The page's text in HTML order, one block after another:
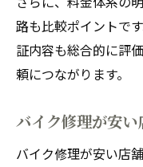
方
急ぎ修理依
バイク修理
バイク整備
バイク修理
路も比較ポイントで
証内容も総合的に評
頼につながります。
バイク修理が安
バイク修理が安い店